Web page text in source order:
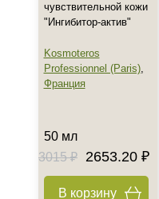
Гель
Крем
Показать еще
чувствительной кожи
"Ингибитор-актив"
Kosmoteros
Professionnel (Paris),
Франция
50 мл
3015 ₽
2653.20 ₽
В корзину